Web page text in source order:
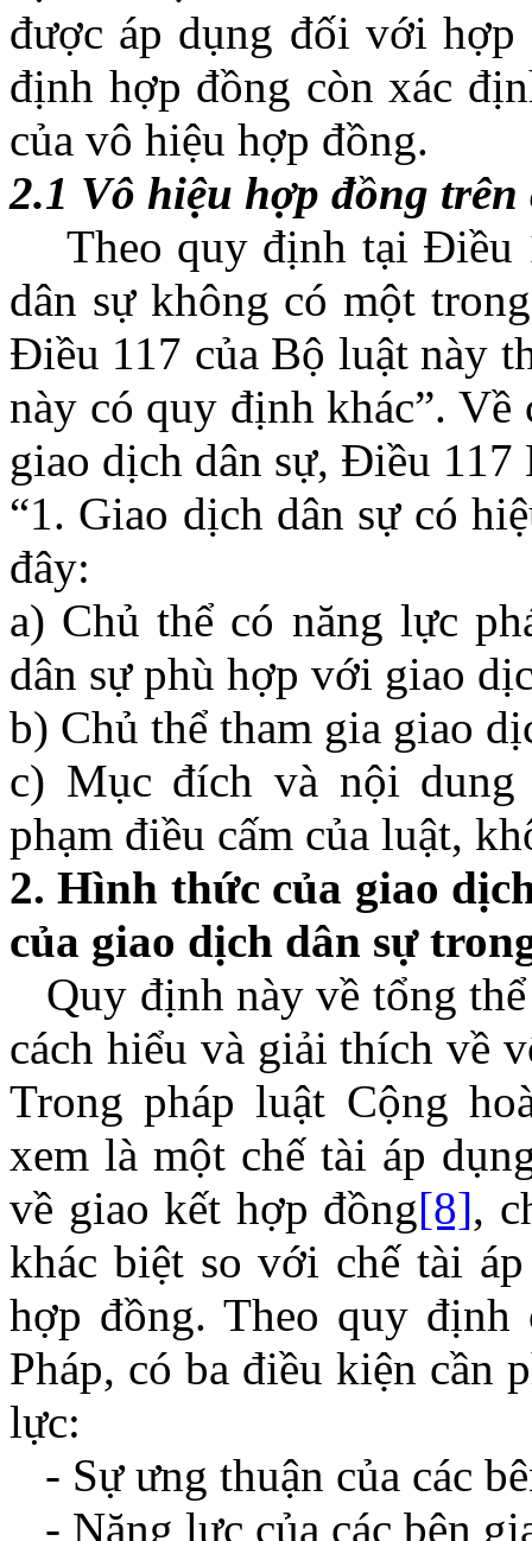
được áp dụng đối với hợp
định hợp đồng còn xác
của vô hiệu hợp đồng.
2.1 Vô hiệu hợp đồng
Theo quy định tại Điều
dân sự không có một
Điều 117 của Bộ luật này
này có quy định khác”.
giao dịch dân sự, Điều
“1. Giao dịch dân sự có
đây:
a) Chủ thể có năng lực
dân sự phù hợp với giao
b) Chủ thể tham gia giao
c) Mục đích và nội
phạm điều cấm của luật,
2. Hình thức của giao
của giao dịch dân sự
Quy định này về tổng
cách hiểu và giải thích về
Trong pháp luật Cộng
xem là một chế tài áp
về giao kết hợp đồng[8],
khác biệt so với chế tài
hợp đồng. Theo quy
Pháp, có ba điều kiện cần
lực:
- Sự ưng thuận của các
- Năng lực của các bên